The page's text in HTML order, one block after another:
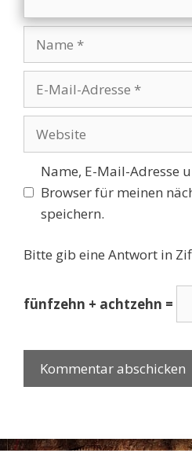
Name
Website
Name, E-Mail-Adresse
Browser für meinen
speichern.
Bitte gib eine Antwort in
fünfzehn + achtzehn =